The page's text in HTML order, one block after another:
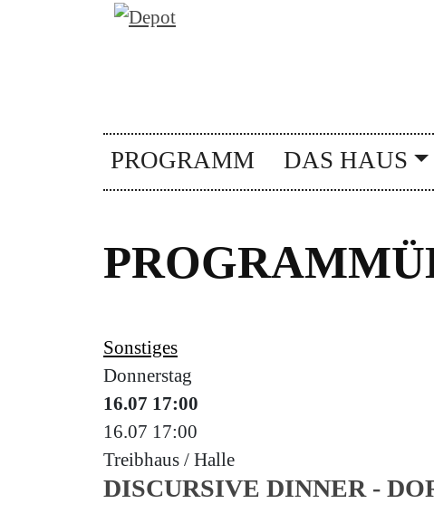
PROGRAMM DAS HAUS
Sonstiges
Donnerstag
16.07 17:00
16.07 17:00
Treibhaus / Halle
DISCURSIVE DINNER -